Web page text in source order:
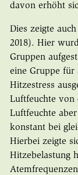
davon erhöht
Dies zeigte
2018). Hier
Gruppen
eine Gruppe für
Hitzestress
Luftfeuchte von
Luftfeuchte
konstant bei
Hierbei zeigte
Hitzebelastung